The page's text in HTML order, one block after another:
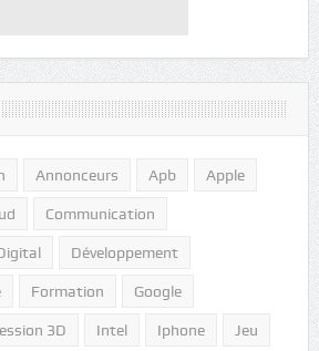
Annonceurs Apb Apple
Communication
Développement
Formation Google
3D Intel Iphone Jeu